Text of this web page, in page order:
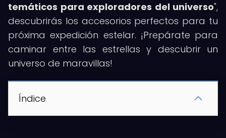
temáticos para exploradores del universo",
descubrirás los accesorios perfectos para tu
próxima expedición estelar. ¡Prepárate para
caminar entre las estrellas y descubrir un
universo de maravillas!
Índice